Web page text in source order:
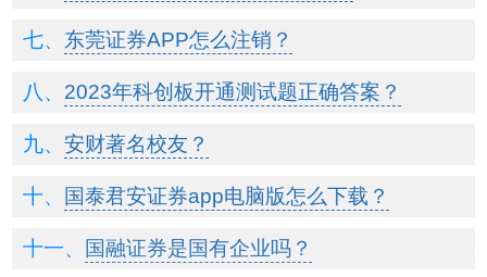
东莞证券APP怎么注销？
2023年科创板开通测试题正确答案？
安财著名校友？
国泰君安证券app电脑版怎么下载？
国融证券是国有企业吗？